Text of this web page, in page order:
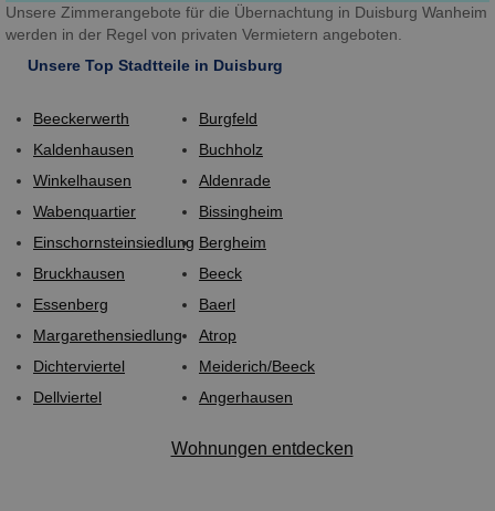
Unsere Zimmerangebote für die Übernachtung in Duisburg Wanheim
werden in der Regel von privaten Vermietern angeboten.
Unsere Top Stadtteile in Duisburg
Beeckerwerth
Kaldenhausen
Winkelhausen
Wabenquartier
Einschornsteinsiedlung
Bruckhausen
Essenberg
Margarethensiedlung
Dichterviertel
Dellviertel
Burgfeld
Buchholz
Aldenrade
Bissingheim
Bergheim
Beeck
Baerl
Atrop
Meiderich/Beeck
Angerhausen
Wohnungen entdecken